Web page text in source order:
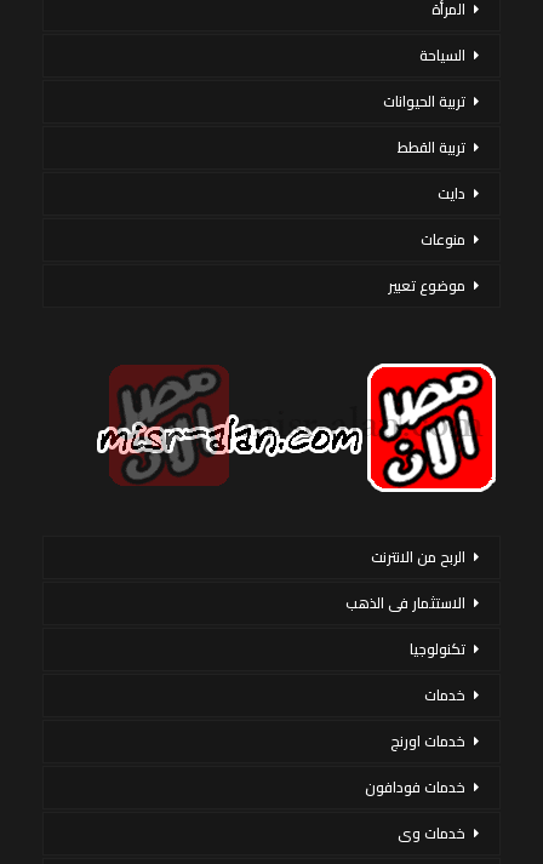
المرأة
السياحة
تربية الحيوانات
تربية القطط
دايت
منوعات
موضوع تعبير
الربح من الانترنت
الاستثمار فى الذهب
تكنولوجيا
خدمات
خدمات اورنج
خدمات فودافون
خدمات وى